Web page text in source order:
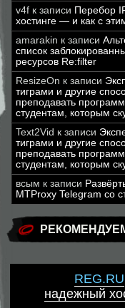
v4f к записи Перебор
хостинге — и как с
amarakin к записи
список
ресурсов Re:filter
ResizeOn к записи
тиграми и другие
преподавать
студентам, которым
Text2Vid к записи
тиграми и другие
преподавать
студентам, которым
всым к записи
MTProxy Telegram со
REG.RU
надежный